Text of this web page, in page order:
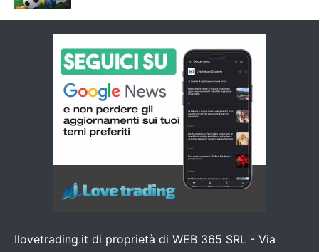
Ilovetrading.it di proprietà di WEB 365 SRL - Via